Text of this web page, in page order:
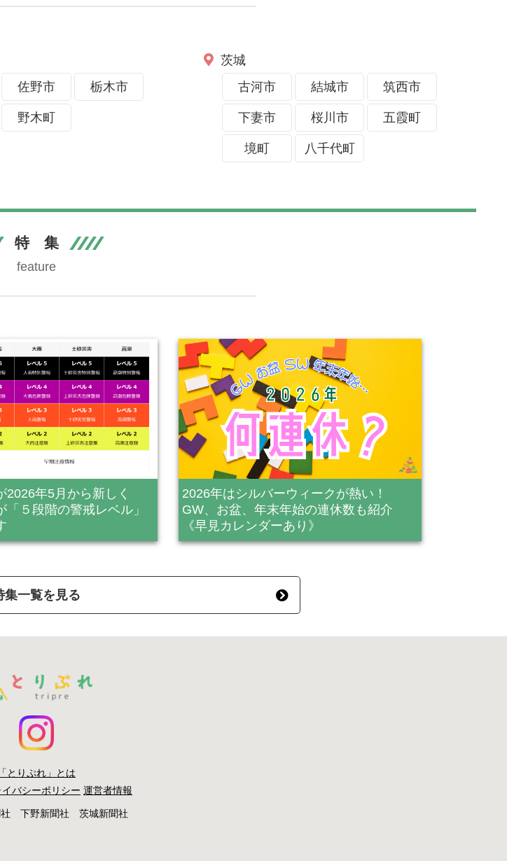
佐野市 栃木市
野木町
茨城
古河市
結城市 筑西市
下妻市 桜川市 五霞町
境町 八千代町
特 集
feature
2026年5月から新しく
「５段階の警戒レベル」
2026年はシルバーウィークが熱い！
GW、お盆、年末年始の連休数も紹介
《早見カレンダーあり》
集一覧を見る
「とりぷれ」とは
イバシーポリシー 運営者情報
下野新聞社 茨城新聞社